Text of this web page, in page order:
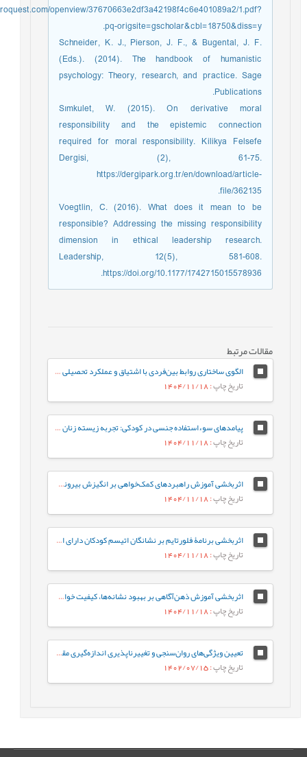
openview/37670663e2df3a42198f4c6e401089a2/1.pdf?
pq-origsite=gscholar&cbl=18750&diss=y.
Schneider, K. J., Pierson, J. F., & Bugental, J. F.
(Eds.). (2014). The handbook of humanistic
psychology: Theory, research, and practice. Sage
Publications.
Sımkulet, W. (2015). On derivative moral
responsibility and the epistemic connection
required for moral responsibility. Kilikya Felsefe
Dergisi, (2), 61-75.
https://dergipark.org.tr/en/download/article-
file/362135.
Voegtlin, C. (2016). What does it mean to be
responsible? Addressing the missing responsibility
dimension in ethical leadership research.
Leadership, 12(5), 581-608.
https://doi.org/10.1177/1742715015578936.
مقالات مرتبط
الگوی ساختاری روابط بین‌فردی با اشتیاق و عملکرد تحصیلی دانش‌آموزان دورۀ متوسطه با نقش میانجی عواطف مثبت
تاریخ چاپ: 1404/11/18
پیامدهای سوءاستفاده جنسی در کودکی: تجربه زیسته زنان ایرانی
تاریخ چاپ: 1404/11/18
اثربخشی آموزش راهبردهای کمک‌خواهی بر انگیزش بیرونی، انگیزش درونی، و بی‌انگیزگی تحصیلی دانش‌آموزان
تاریخ چاپ: 1404/11/18
اثربخشی برنامۀ فلورتایم بر نشانگان اتیسم کودکان دارای اختلال‌های طیف اتیسم
تاریخ چاپ: 1404/11/18
اثربخشی آموزش ذهن‌آگاهی بر بهبود نشانه‌ها، کیفیت خواب، و کارکردهای شناختی افراد مبتلا به بی‌خوابی مزمن
تاریخ چاپ: 1404/11/18
تعیین ویژگی‌های روان‌سنجی و تغییرناپذیری اندازه‌گیری مقیاس شکوفایی زوجی
تاریخ چاپ: 1402/07/15